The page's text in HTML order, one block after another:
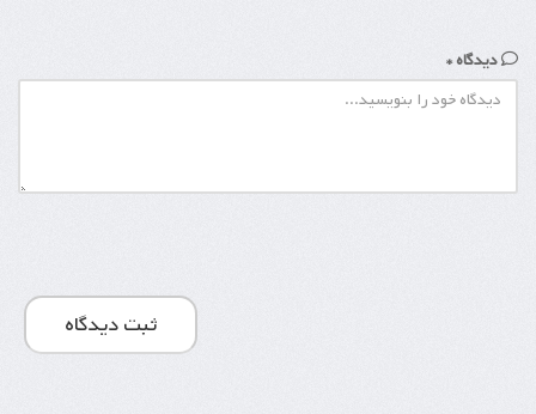
دیدگاه *
ثبت دیدگاه